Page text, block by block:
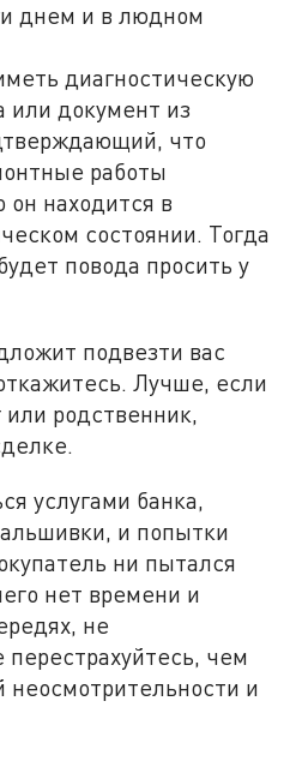
днем и в людном
диагностическую
или документ из
что
работы
он находится в
состоянии. Тогда
повода просить у
подвезти вас
Лучше, если
родственник,
услугами банка,
и попытки
ни пытался
нет времени и
не
чем
неосмотрительности и